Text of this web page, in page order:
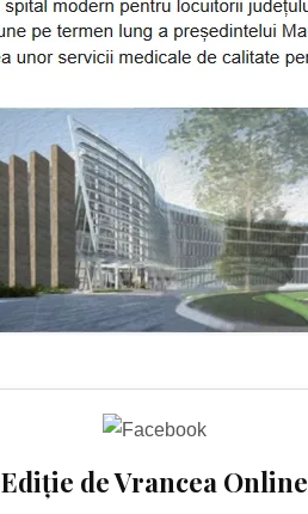
Ediție de Vrancea Online